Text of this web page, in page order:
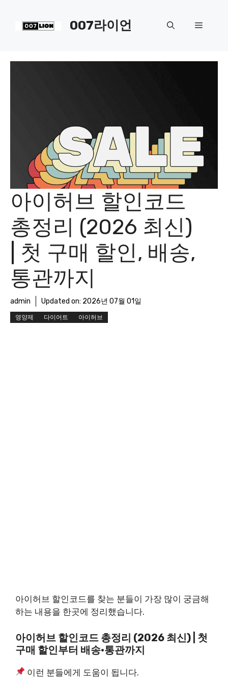
007라이언 메
아이허브 할인코드
총정리 (2026 최신)
| 첫 구매 할인, 배송,
통관까지
admin Updated on: 2026년 07월 01일
영양제 다이어트 아이허브
아이허브 할인코드를 찾는 분들이 가장 많이 궁금해
하는 내용을 한곳에 정리했습니다.
아이허브 할인코드 총정리 (2026 최신) | 첫
구매 할인부터 배송·통관까지
이런 분들에게 도움이 됩니다.